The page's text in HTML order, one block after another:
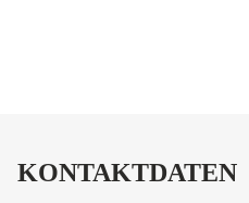
KONTAKTDATEN